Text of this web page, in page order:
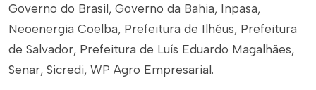
Governo do Brasil, Governo da Bahia, Inpasa,
Neoenergia Coelba, Prefeitura de Ilhéus, Prefeitura
de Salvador, Prefeitura de Luís Eduardo Magalhães,
Senar, Sicredi, WP Agro Empresarial.